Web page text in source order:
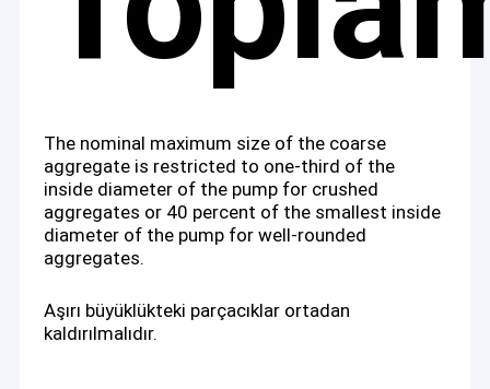
The nominal maximum size of the coarse
aggregate is restricted to one-third of the
inside diameter of the pump for crushed
aggregates or 40 percent of the smallest inside
diameter of the pump for well-rounded
aggregates.
Aşırı büyüklükteki parçacıklar ortadan
kaldırılmalıdır.